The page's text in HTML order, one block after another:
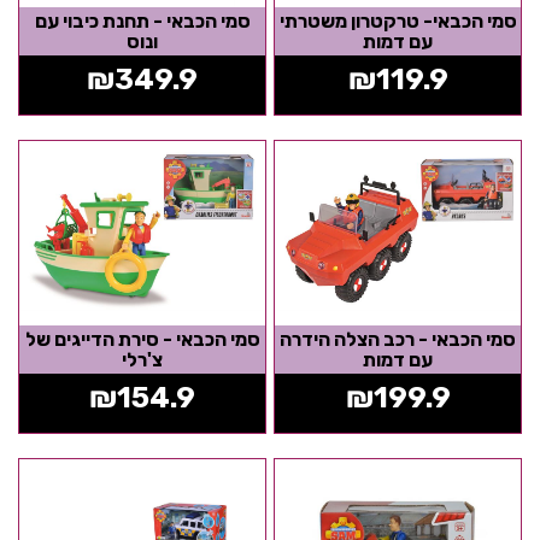
סמי הכבאי- טרקטרון משטרתי
עם דמות
₪119.9
סמי הכבאי - תחנת כיבוי עם
ונוס
₪349.9
סמי הכבאי - רכב הצלה הידרה
עם דמות
₪199.9
סמי הכבאי - סירת הדייגים של
צ'רלי
₪154.9